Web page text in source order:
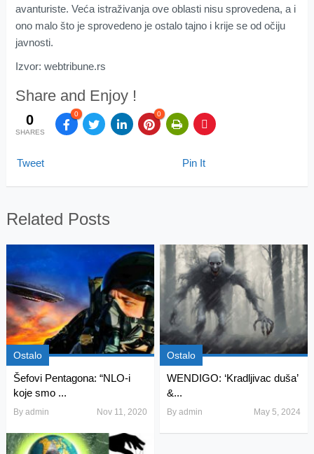
avanturiste. Veća istraživanja ove oblasti nisu sprovedena, a i
ono malo što je sprovedeno je ostalo tajno i krije se od očiju
javnosti.
Izvor: webtribune.rs
Share and Enjoy !
0
SHARES
0 0
Tweet Pin It
Related Posts
Ostalo
Šefovi Pentagona: “NLO-i
koje smo ...
By admin Nov 11, 2020
Ostalo
WENDIGO: ‘Kradljivac duša’
&...
Byadmin May 5, 2024